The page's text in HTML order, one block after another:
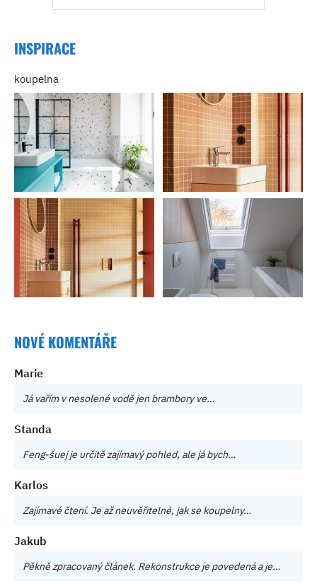
INSPIRACE
koupelna
NOVÉ KOMENTÁŘE
Marie
Já vařím v nesolené vodě jen brambory ve…
Standa
Feng-šuej je určitě zajímavý pohled, ale já bych…
Karlos
Zajímavé čtení. Je až neuvěřitelné, jak se koupelny…
Jakub
Pěkně zpracovaný článek. Rekonstrukce je povedená a je…